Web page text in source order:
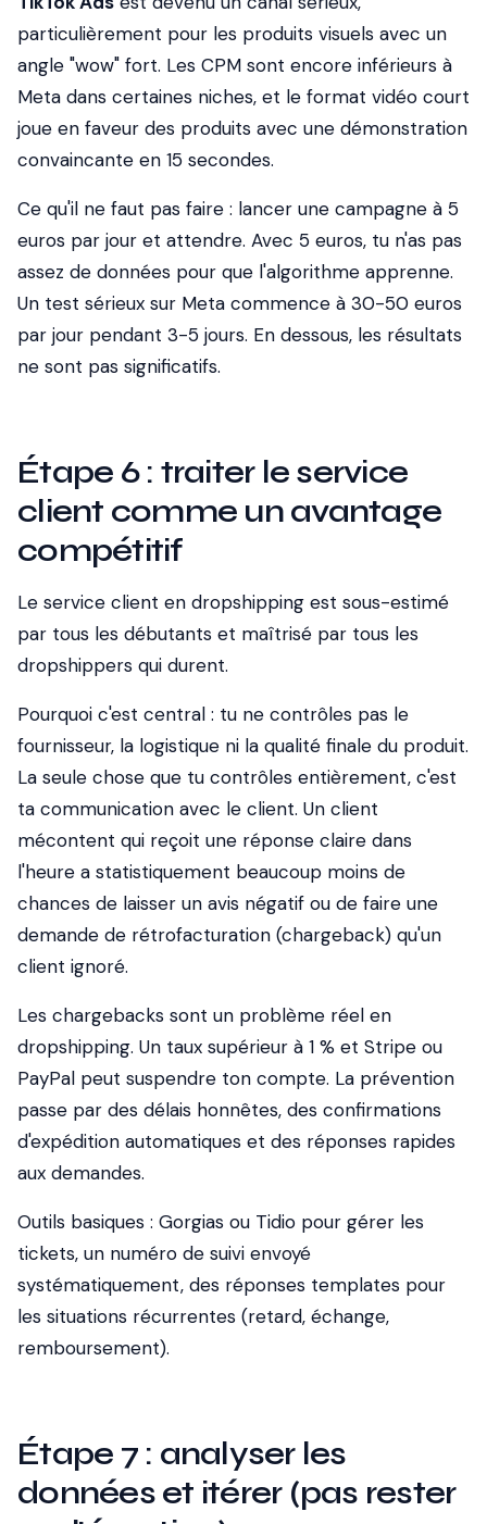
particulièrement pour les produits visuels avec un
angle "wow" fort. Les CPM sont encore inférieurs à
Meta dans certaines niches, et le format vidéo court
joue en faveur des produits avec une démonstration
convaincante en 15 secondes.
Ce qu'il ne faut pas faire : lancer une campagne à 5
euros par jour et attendre. Avec 5 euros, tu n'as pas
assez de données pour que l'algorithme apprenne.
Un test sérieux sur Meta commence à 30-50 euros
par jour pendant 3-5 jours. En dessous, les résultats
ne sont pas significatifs.
Étape 6 : traiter le service
client comme un avantage
compétitif
Le service client en dropshipping est sous-estimé
par tous les débutants et maîtrisé par tous les
dropshippers qui durent.
Pourquoi c'est central : tu ne contrôles pas le
fournisseur, la logistique ni la qualité finale du produit.
La seule chose que tu contrôles entièrement, c'est
ta communication avec le client. Un client
mécontent qui reçoit une réponse claire dans
l'heure a statistiquement beaucoup moins de
chances de laisser un avis négatif ou de faire une
demande de rétrofacturation (chargeback) qu'un
client ignoré.
Les chargebacks sont un problème réel en
dropshipping. Un taux supérieur à 1 % et Stripe ou
PayPal peut suspendre ton compte. La prévention
passe par des délais honnêtes, des confirmations
d'expédition automatiques et des réponses rapides
aux demandes.
Outils basiques : Gorgias ou Tidio pour gérer les
tickets, un numéro de suivi envoyé
systématiquement, des réponses templates pour
les situations récurrentes (retard, échange,
remboursement).
Étape 7 : analyser les
données et itérer (pas rester